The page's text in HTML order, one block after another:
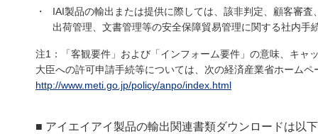
・
IAI製品の輸出または提供に際しては、該非判定、顧客審
出荷管理、文書管理等の安全保障貿易管理に関する社内手
注1：「客観要件」および「インフォーム要件」の意味、キャ
大臣への許可申請手続等については、次の経済産業省ホーム
http://www.meti.go.jp/policy/anpo/index.html
■ アイエイアイ製品の輸出関連書類ダウンロードは以